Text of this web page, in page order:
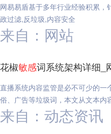
网易易盾基于多年行业经验积累，
政过滤,反垃圾,内容安全
来自：网站
花椒敏感词系统架构详细_
直播系统内容监管是必不可少的
俗、广告等垃圾词，本文从文本内
来自：动态资讯